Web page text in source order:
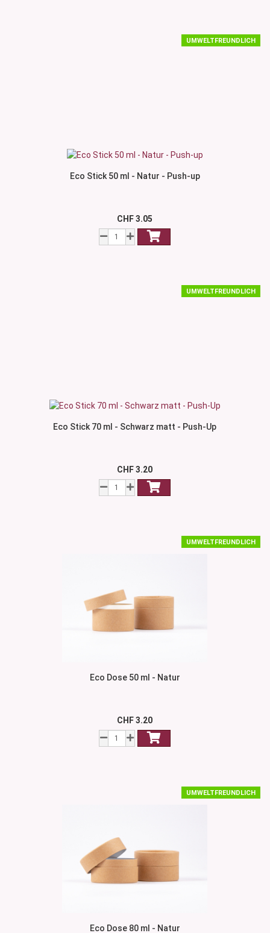
UMWELTFREUNDLICH
Eco Stick 50 ml - Natur - Push-up
CHF 3.05
UMWELTFREUNDLICH
Eco Stick 70 ml - Schwarz matt - Push-Up
CHF 3.20
UMWELTFREUNDLICH
Eco Dose 50 ml - Natur
CHF 3.20
UMWELTFREUNDLICH
Eco Dose 80 ml - Natur